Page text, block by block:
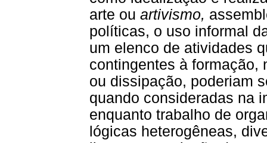
arte ou artivismo,
políticas, o uso informal
um elenco de atividades
contingentes à formação,
ou dissipação, poderiam
quando consideradas na
enquanto trabalho de
lógicas heterogêneas,